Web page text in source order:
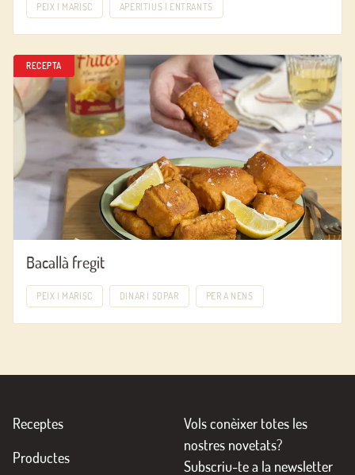
PEIX I MARISC APERITIUS I ENTRANTS
RECEPTA
Bacallà fregit
PEIX I MARISC DINAR I SOPAR PER A NENS
Receptes
Productes
Vols conèixer totes les
nostres novetats?
Subscriu-te a la newsletter